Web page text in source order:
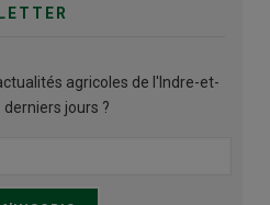
agricoles de l'Indre-et-
derniers jours ?